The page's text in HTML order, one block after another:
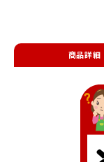
商品詳細